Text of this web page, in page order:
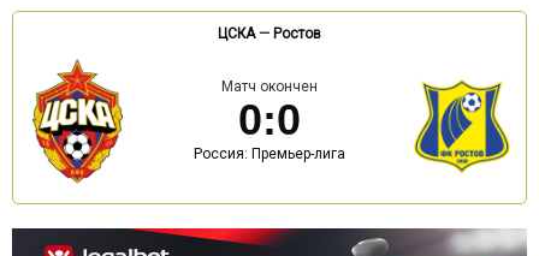
ЦСКА— Ростов
Матч окончен
0:0
Россия: Премьер-лига